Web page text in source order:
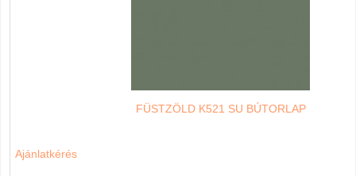
FÜSTZÖLD K521 SU BÚTORLAP
Ajánlatkérés